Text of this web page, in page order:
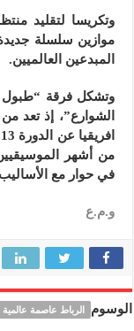
وتكريسا لتقليد
موازين سلسلة
المبدعين العالميين.
وتشكل فرقة “طبول
الشوارع”، إذ تعد
من أشهر
في حوار مع
و.م.ع
الوسوم الرباط عاصمة